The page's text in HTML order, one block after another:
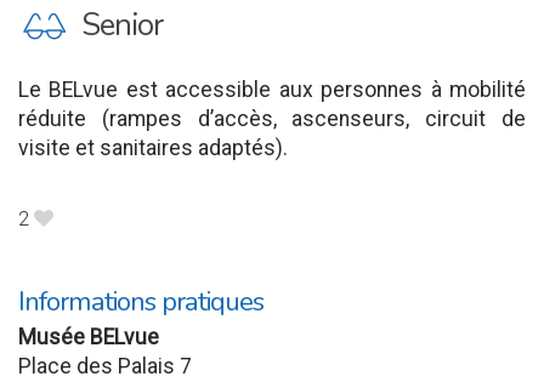
P Senior
Le BELvue est accessible aux personnes à mobilité
réduite (rampes d’accès, ascenseurs, circuit de
visite et sanitaires adaptés).
2 B
Informations pratiques
Musée BELvue
Place des Palais 7